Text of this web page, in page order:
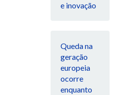
e inovação
Queda na
geração
europeia
ocorre
enquanto